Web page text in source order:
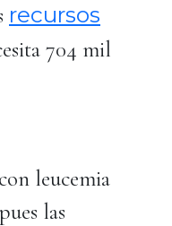
recursos
704 mil
leucemia
las